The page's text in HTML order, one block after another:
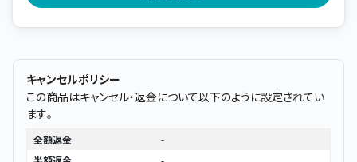
キャンセルポリシー
この商品はキャンセル・返金について以下のように設定されてい
ます。
全額返金
-